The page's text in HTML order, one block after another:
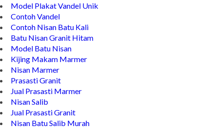
Model Plakat Vandel Unik
Contoh Vandel
Contoh Nisan Batu Kali
Batu Nisan Granit Hitam
Model Batu Nisan
Kijing Makam Marmer
Nisan Marmer
Prasasti Granit
Jual Prasasti Marmer
Nisan Salib
Jual Prasasti Granit
Nisan Batu Salib Murah